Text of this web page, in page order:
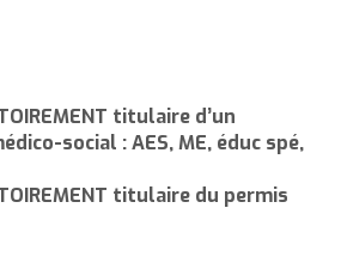
titulaire d’un
social : AES, ME, éduc spé,
titulaire du permis